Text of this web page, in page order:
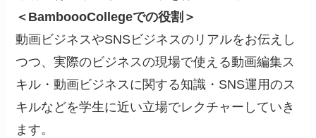
＜BamboooCollegeでの役割＞
動画ビジネスやSNSビジネスのリアルをお伝えし
つつ、実際のビジネスの現場で使える動画編集ス
キル・動画ビジネスに関する知識・SNS運用のス
キルなどを学生に近い立場でレクチャーしていき
ます。